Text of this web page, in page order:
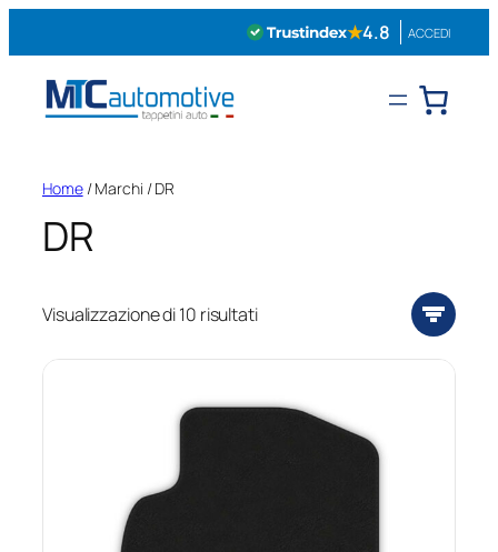
★4.8 ACCEDI
Home/ Marchi / DR
DR
Visualizzazione di 10 risultati